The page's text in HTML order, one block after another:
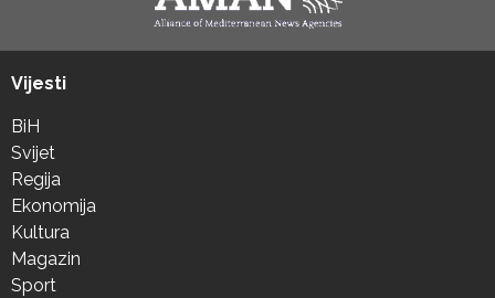
Vijesti
BiH
Svijet
Regija
Ekonomija
Kultura
Magazin
Sport